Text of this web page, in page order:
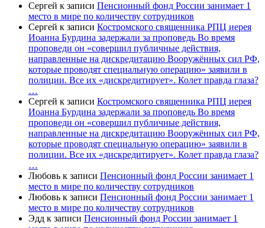
Сергей к записи Пенсионный фонд России занимает 1
место в мире по количеству сотрудников
Сергей к записи Костромского священника РПЦ иерея
Иоанна Бурдина задержали за проповедь Во время
проповеди он «совершил публичные действия,
направленные на дискредитацию Вооружённых сил РФ,
которые проводят специальную операцию» заявили в
полиции. Все их «дискредитирует». Колет правда глаза?
…
Сергей к записи Костромского священника РПЦ иерея
Иоанна Бурдина задержали за проповедь Во время
проповеди он «совершил публичные действия,
направленные на дискредитацию Вооружённых сил РФ,
которые проводят специальную операцию» заявили в
полиции. Все их «дискредитирует». Колет правда глаза?
…
Любовь к записи Пенсионный фонд России занимает 1
место в мире по количеству сотрудников
Любовь к записи Пенсионный фонд России занимает 1
место в мире по количеству сотрудников
Эдд к записи Пенсионный фонд России занимает 1